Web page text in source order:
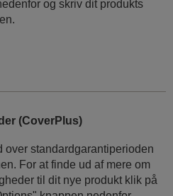
og skriv dit produkts
(CoverPlus)
over standardgarantiperioden
For at finde ud af mere om
til dit nye produkt klik på